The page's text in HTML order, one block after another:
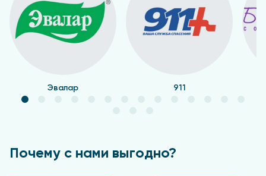
Эвалар 911
Почему с нами выгодно?